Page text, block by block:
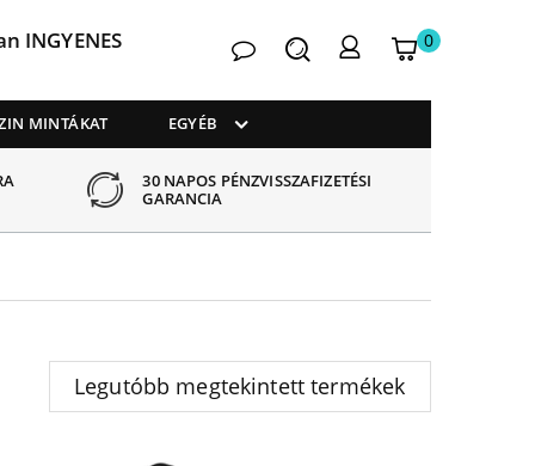
INGYENES KapcsolatKeresés Kosaram
0
MINTÁKAT EGYÉB
30 NAPOS PÉNZVISSZAFIZETÉSI
GARANCIA
Legutóbb megtekintett termékek